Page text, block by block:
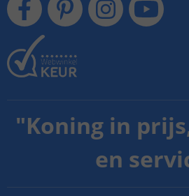
"Koning in
en